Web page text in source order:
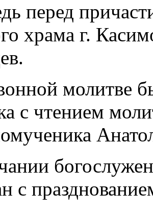
перед
храма г.
молитве
с чтением
с